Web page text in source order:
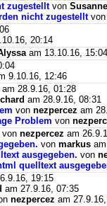
zugestelltvon Susanne
nicht zugestellt
20:14
am 13.10.16, 15:04
9.10.16, 12:46
am 28.9.16, 01:28
am 28.9.16, 08:31
von nezpercez am
Problem von
von nezpercez am
von markus
ausgegeben. von
quelltext
19:15
am 27.9.16, 07:35
nezpercez am